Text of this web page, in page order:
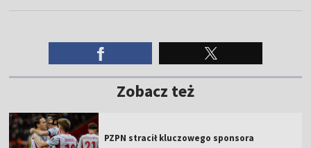
Zobacz też
PZPN stracił kluczowego sponsora